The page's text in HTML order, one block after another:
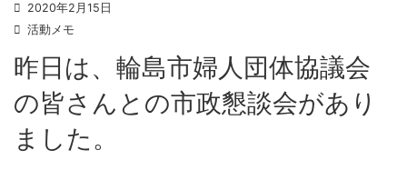
2020年2月15日
活動メモ
昨日は、輪島市婦人団体協議会
の皆さんとの市政懇談会があり
ました。